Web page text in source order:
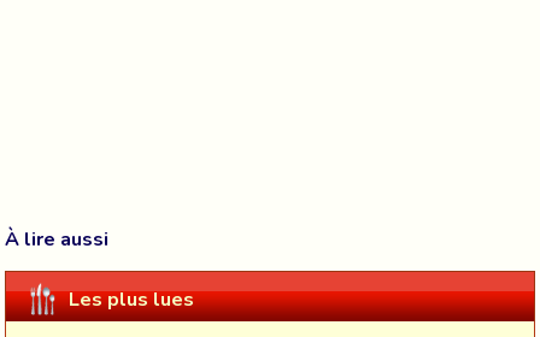
À lire aussi
Les plus lues